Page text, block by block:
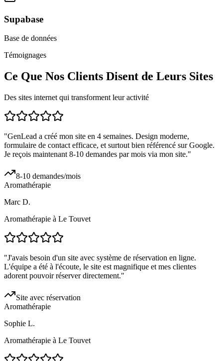
Supabase
Base de données
Témoignages
Ce Que Nos Clients Disent de Leurs Sites
Des sites internet qui transforment leur activité
"GenLead a créé mon site en 4 semaines. Design moderne,
formulaire de contact efficace, et surtout bien référencé sur Google.
Je reçois maintenant 8-10 demandes par mois via mon site."
8-10 demandes/mois
Aromathérapie
Marc D.
Aromathérapie à Le Touvet
"J'avais besoin d'un site avec système de réservation en ligne.
L'équipe a été à l'écoute, le site est magnifique et mes clientes
adorent pouvoir réserver directement."
Site avec réservation
Aromathérapie
Sophie L.
Aromathérapie à Le Touvet